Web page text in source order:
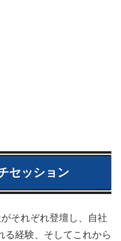
セッション
それぞれ登壇し、自社
る経験、そしてこれから